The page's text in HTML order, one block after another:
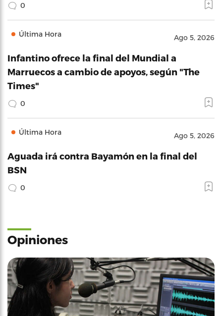
0
Última Hora Ago 5, 2026
Infantino ofrece la final del Mundial a
Marruecos a cambio de apoyos, según "The
Times"
0
Última Hora Ago 5, 2026
Aguada irá contra Bayamón en la final del
BSN
0
Opiniones